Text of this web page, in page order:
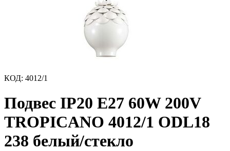
КОД: 4012/1
Подвес IP20 E27 60W 200V
TROPICANO 4012/1 ODL18
238 белый/стекло